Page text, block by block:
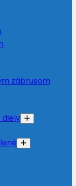
zábrusom
diely